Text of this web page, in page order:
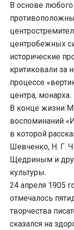
В основе
центробежных
исторические
критиковали за
процессе
центра, монарха.
В конце жизни
воспоминаний
в которой
Шевченко, Н. Г.
Щедриным и
культуры.
24 апреля 1905
отмечалось
творчества
сказался на